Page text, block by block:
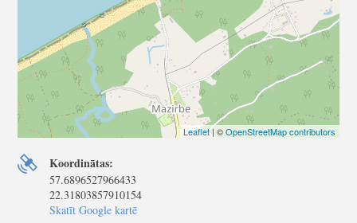
Leaflet| ©OpenStreetMap contributors
Koordinātas:
57.6896527966433
22.31803857910154
Skatīt Google kartē